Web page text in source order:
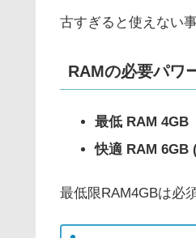
古すぎると使えない
RAMの必要パワ
最低 RAM 4GB
快適 RAM 6GB
最低限RAM4GBは必